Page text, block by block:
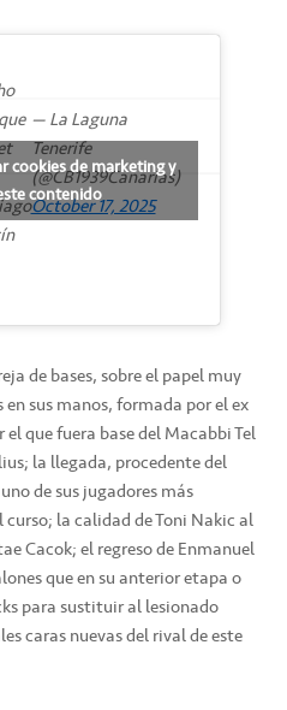
— La Laguna
Tenerife
(@CB1939Canarias)
October 17, 2025
cookies de marketing y
contenido
de bases, sobre el papel muy
sus manos, formada por el ex
que fuera base del Macabbi Tel
la llegada, procedente del
de sus jugadores más
la calidad de Toni Nakic al
Cacok; el regreso de Enmanuel
que en su anterior etapa o
para sustituir al lesionado
caras nuevas del rival de este